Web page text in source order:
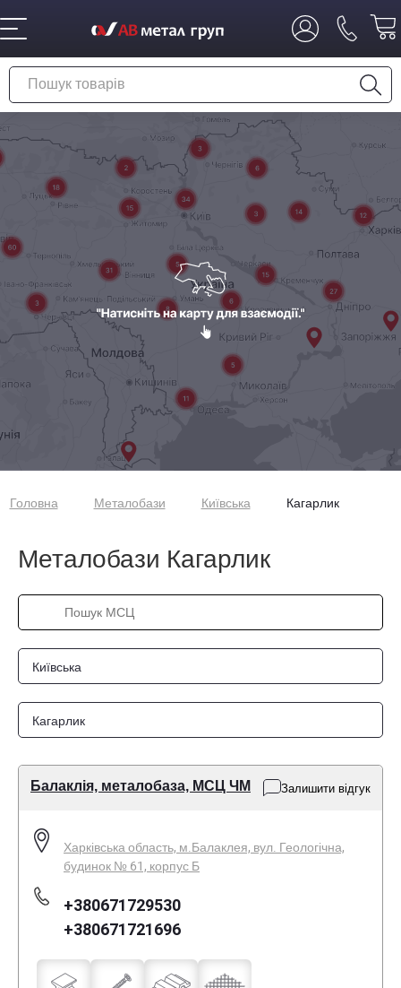
Головна Металобази Київська Кагарлик
Металобази Кагарлик
Київська
Кагарлик
Балаклія, металобаза, МСЦ ЧМ Залишити відгук
Харківська область, м.Балаклея, вул. Геологічна,
будинок № 61, корпус Б
+380671729530
+380671721696